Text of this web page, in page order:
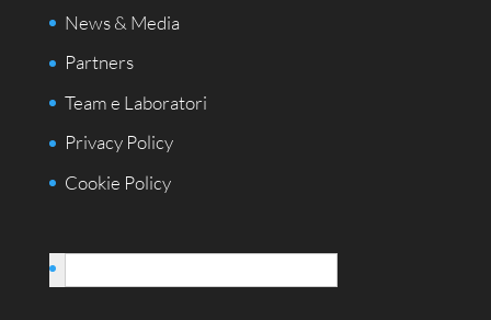
News & Media
Partners
Team e Laboratori
Privacy Policy
Cookie Policy